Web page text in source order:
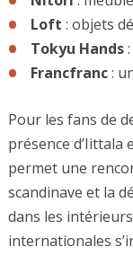
Loft : objets
Tokyu Hands:
Francfranc:
Pour les fans de
présence d’Iittala
permet une
scandinave et la
dans les
internationales